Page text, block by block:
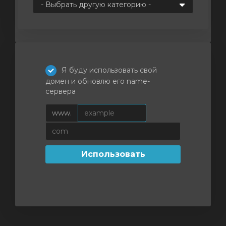
Я буду использовать свой
домен и обновлю его name-
сервера
www.
Использовать